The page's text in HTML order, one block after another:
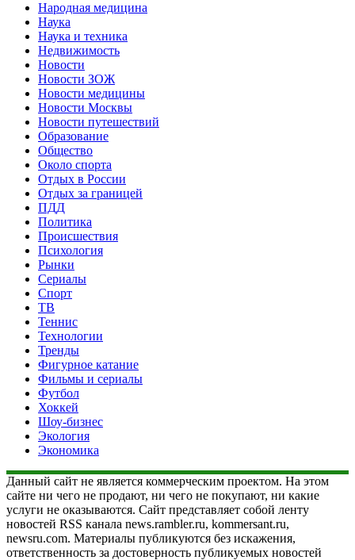
Народная медицина
Наука
Наука и техника
Недвижимость
Новости
Новости ЗОЖ
Новости медицины
Новости Москвы
Новости путешествий
Образование
Общество
Около спорта
Отдых в России
Отдых за границей
ПДД
Политика
Происшествия
Психология
Рынки
Сериалы
Спорт
ТВ
Теннис
Технологии
Тренды
Фигурное катание
Фильмы и сериалы
Футбол
Хоккей
Шоу-бизнес
Экология
Экономика
Данный сайт не является коммерческим проектом. На этом
сайте ни чего не продают, ни чего не покупают, ни какие
услуги не оказываются. Сайт представляет собой ленту
новостей RSS канала news.rambler.ru, kommersant.ru,
newsru.com. Материалы публикуются без искажения,
ответственность за достоверность публикуемых новостей